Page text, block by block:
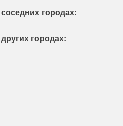
городах:
городах: